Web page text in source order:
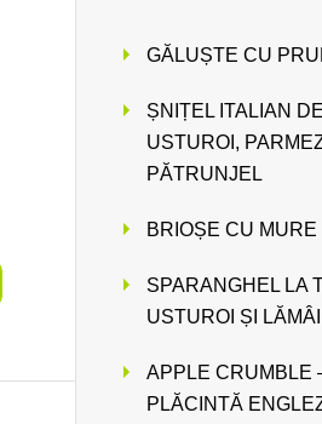
GĂLUȘTE CU
ȘNIȚEL ITALIAN
USTUROI,
PĂTRUNJEL
BRIOȘE CU MURE
SPARANGHEL LA
USTUROI ȘI
APPLE CRUMBLE
PLĂCINTĂ